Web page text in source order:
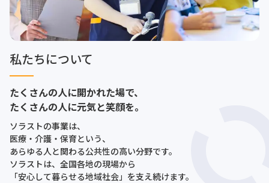
私たちについて
たくさんの人に開かれた場で、
たくさんの人に元気と笑顔を。
ソラストの事業は、
医療・介護・保育という、
あらゆる人と関わる公共性の高い分野です。
ソラストは、全国各地の現場から
「安心して暮らせる地域社会」を支え続けます。